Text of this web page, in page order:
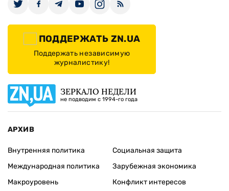
ПОДДЕРЖАТЬ ZN.UA
Поддержать независимую
журналистику!
ЗЕРКАЛО НЕДЕЛИ
не подводим с 1994-го года
АРХИВ
Внутренняя политика
Международная политика
Макроуровень
Социальная защита
Зарубежная экономика
Конфликт интересов